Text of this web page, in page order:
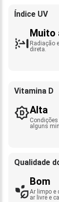
Índice UV
Muito
Radiação
direta.
Vitamina D
Alta
alguns
Qualidade
Bom
Ar limpo e
ar livre e